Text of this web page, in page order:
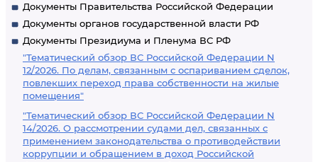
Документы Правительства Российской Федерации
Документы органов государственной власти РФ
Документы Президиума и Пленума ВС РФ
"Тематический обзор ВС Российской Федерации N
12/2026. По делам, связанным с оспариванием сделок,
повлекших переход права собственности на жилые
помещения"
"Тематический обзор ВС Российской Федерации N
14/2026. О рассмотрении судами дел, связанных с
применением законодательства о противодействии
коррупции и обращением в доход Российской